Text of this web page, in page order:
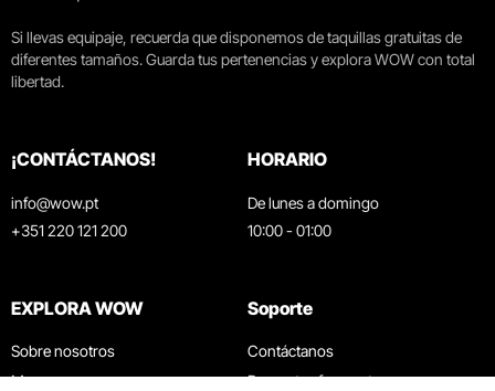
Si llevas equipaje, recuerda que disponemos de taquillas gratuitas de
diferentes tamaños. Guarda tus pertenencias y explora WOW con total
libertad.
¡CONTÁCTANOS!
info@wow.pt
+351 220 121 200
HORARIO
De lunes a domingo
10:00 - 01:00
EXPLORA WOW
Sobre nosotros
Museos
Soporte
Contáctanos
Preguntas frecuentes